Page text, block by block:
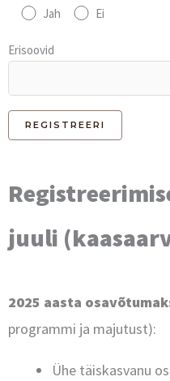
Jah
Ei
Erisoovid
juuli
2025 aasta
programmi ja majutust):
Ühe täiskasvanu